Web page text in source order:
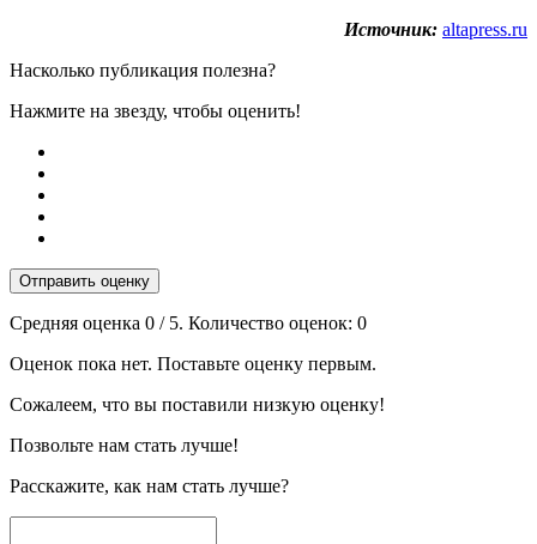
Источник: altapress.ru
Насколько публикация полезна?
Нажмите на звезду, чтобы оценить!
Отправить оценку
Средняя оценка 0 / 5. Количество оценок: 0
Оценок пока нет. Поставьте оценку первым.
Сожалеем, что вы поставили низкую оценку!
Позвольте нам стать лучше!
Расскажите, как нам стать лучше?